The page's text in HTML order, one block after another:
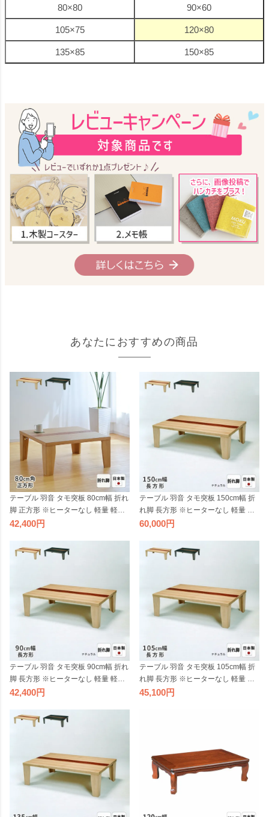
80×80
90×60
105×75 120×80
135×85 150×85
あなたにおすすめの商品
テーブル 羽音 タモ突板 80cm幅 折れ
脚 正方形 ※ヒーターなし 軽量 軽い
折り畳み 折りたたみ 座卓 ローテー
ン 天然木 木製 日本製 国産【受注】
42,400
テーブル 羽音 タモ突板 150cm幅 折
れ脚 長方形 ※ヒーターなし 軽量 軽
い 折り畳み 折りたたみ 座卓 ローテ
ダン 天然木 木製 日本製 国産【受
注】
60,000
テーブル 羽音 タモ突板 90cm幅 折れ
脚 長方形 ※ヒーターなし 軽量 軽い
折り畳み 折りたたみ 座卓 ローテー
ン 天然木 木製 日本製 国産【受注】
42,400
テーブル 羽音 タモ突板 105cm幅 折
れ脚 長方形 ※ヒーターなし 軽量 軽
い 折り畳み 折りたたみ 座卓 ローテ
45,100